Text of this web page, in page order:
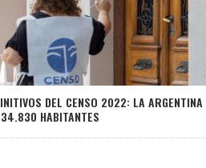
DEL CENSO 2022: LA ARGENTINA
HABITANTES